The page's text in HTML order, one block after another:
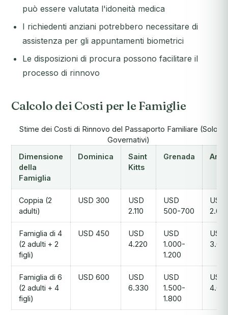
può essere valutata l'idoneità medica
I richiedenti anziani potrebbero necessitare di
assistenza per gli appuntamenti biometrici
Le disposizioni di procura possono facilitare il
processo di rinnovo
Calcolo dei Costi per le Famiglie
Stime dei Costi di Rinnovo del Passaporto Familiare (Solo
Governativi)
Dimensione
della
Famiglia
Dominica
Saint
Kitts
Grenada
Coppia (2
adulti)
USD 300
USD
2.110
USD
500-700
USD
Famiglia di 4
(2 adulti + 2
figli)
USD 450
USD
4.220
USD
1.000-
1.200
USD
Famiglia di 6
(2 adulti + 4
figli)
USD 600
USD
6.330
USD
1.500-
1.800
USD